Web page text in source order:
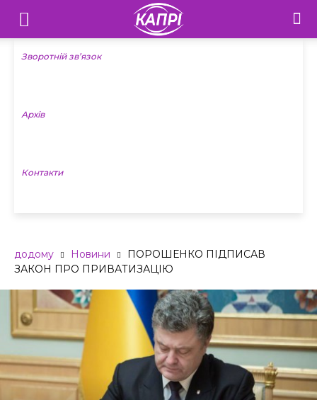
Телебачення
«Капрі»
Новини
Зворотній зв’язок
Архів
Контакти
додому Новини
ПОРОШЕНКО ПІДПИСАВ
ЗАКОН ПРО ПРИВАТИЗАЦІЮ